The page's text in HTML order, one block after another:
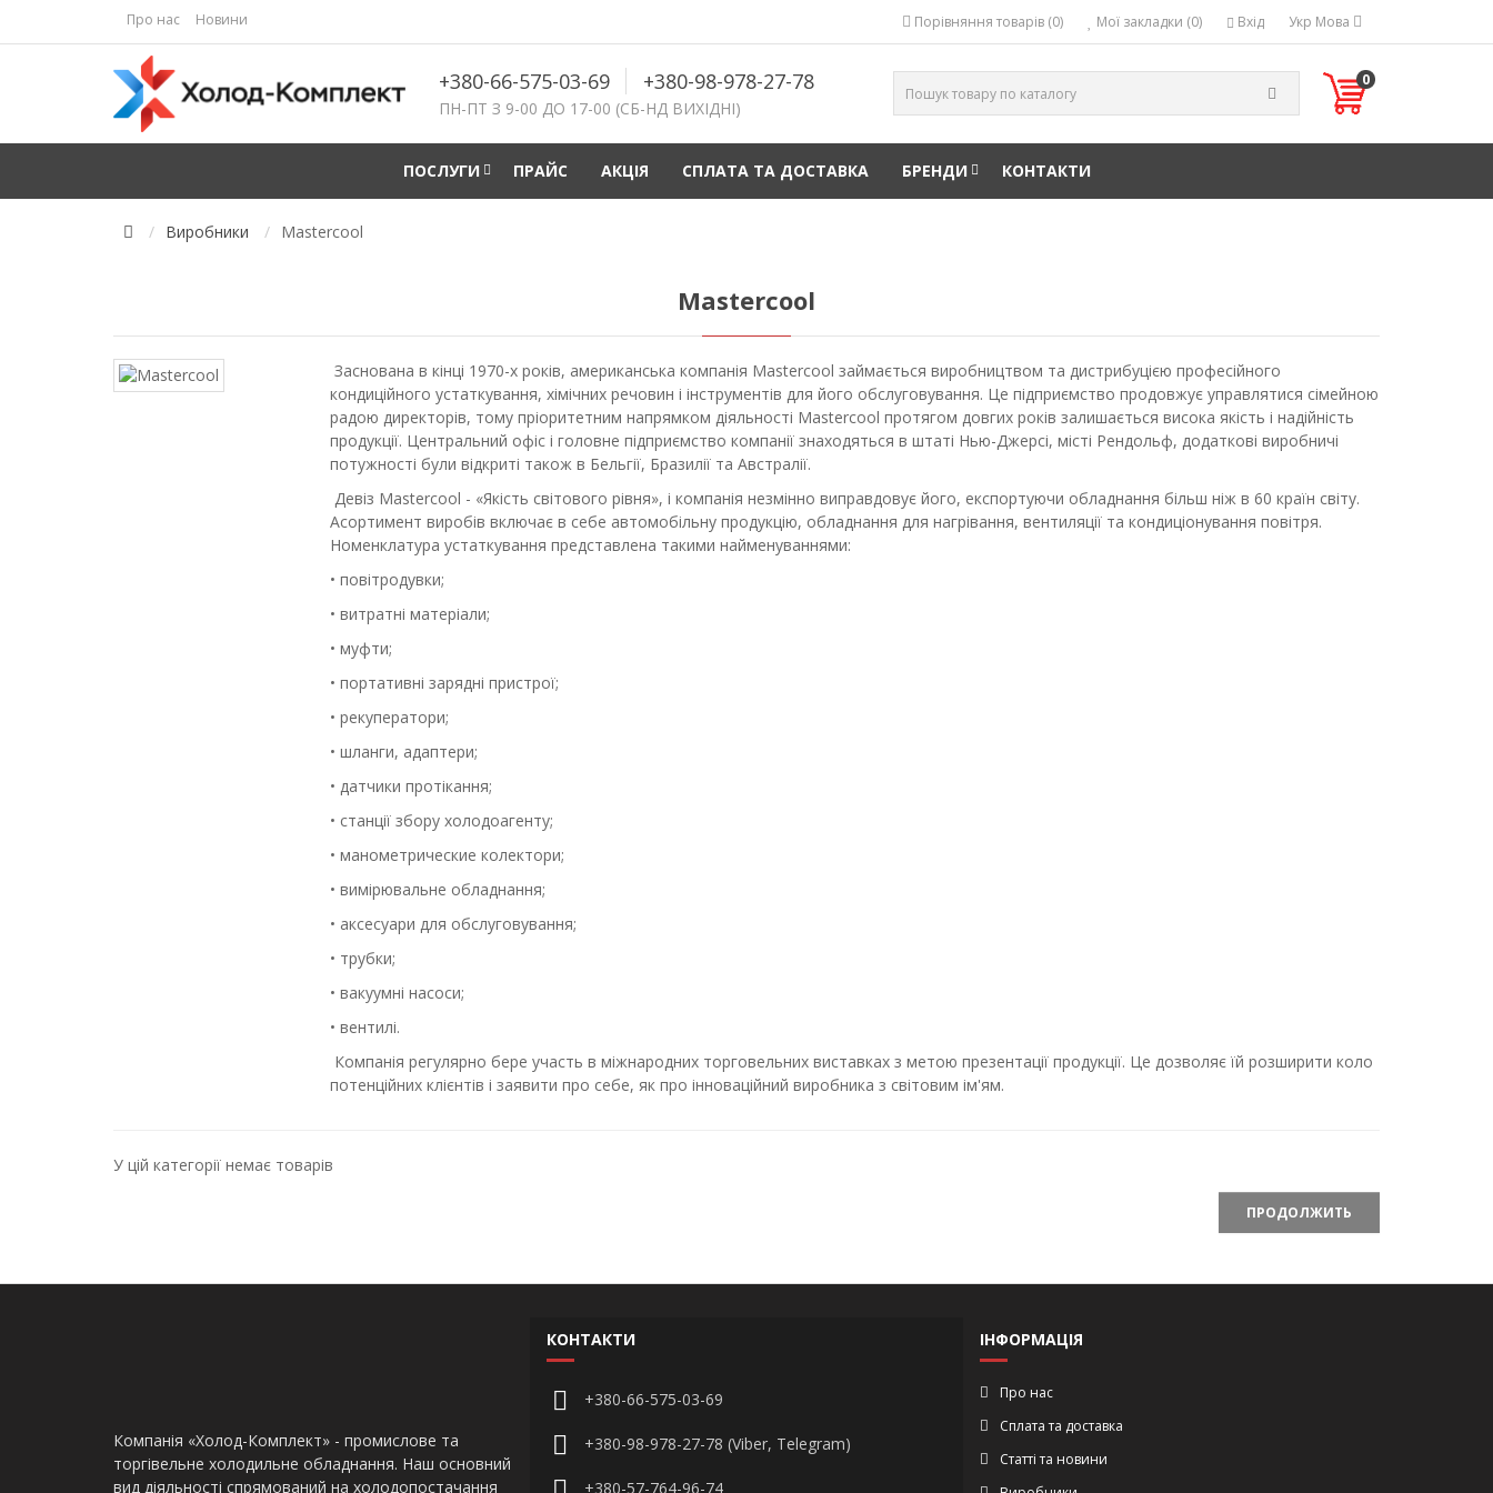
Про нас Новини Укр Мова
Вхід
Мої закладки (0)
Порівняння товарів (0)
+380-66-575-03-69 +380-98-978-27-78
ПН-ПТ З 9-00 ДО 17-00 (СБ-НД ВИХІДНІ)
0
ПОСЛУГИ ПРАЙС АКЦІЯ СПЛАТА ТА ДОСТАВКА БРЕНДИ КОНТАКТИ
Виробники Mastercool
Mastercool
Заснована в кінці 1970-х років, американська компанія Mastercool займається виробництвом та дистрибуцією професійного
кондиційного устаткування, хімічних речовин і інструментів для його обслуговування. Це підприємство продовжує управлятися сімейною
радою директорів, тому пріоритетним напрямком діяльності Mastercool протягом довгих років залишається висока якість і надійність
продукції. Центральний офіс і головне підприємство компанії знаходяться в штаті Нью-Джерсі, місті Рендольф, додаткові виробничі
потужності були відкриті також в Бельгії, Бразилії та Австралії.
Девіз Mastercool - «Якість світового рівня», і компанія незмінно виправдовує його, експортуючи обладнання більш ніж в 60 країн світу.
Асортимент виробів включає в себе автомобільну продукцію, обладнання для нагрівання, вентиляції та кондиціонування повітря.
Номенклатура устаткування представлена ​​такими найменуваннями:
• повітродувки;
• витратні матеріали;
• муфти;
• портативні зарядні пристрої;
• рекуператори;
• шланги, адаптери;
• датчики протікання;
• станції збору холодоагенту;
• манометрические колектори;
• вимірювальне обладнання;
• аксесуари для обслуговування;
• трубки;
• вакуумні насоси;
• вентилі.
Компанія регулярно бере участь в міжнародних торговельних виставках з метою презентації продукції. Це дозволяє їй розширити коло
потенційних клієнтів і заявити про себе, як про інноваційний виробника з світовим ім'ям.
У цій категорії немає товарів
ПРОДОЛЖИТЬ
Компанія «Холод-Комплект» - промислове та
торгівельне холодильне обладнання. Наш основний
вид діяльності спрямований на холодопостачання
КОНТАКТИ
+380-66-575-03-69
+380-98-978-27-78 (Viber, Telegram)
+380-57-764-96-74
ІНФОРМАЦІЯ
Про нас
Сплата та доставка
Статті та новини